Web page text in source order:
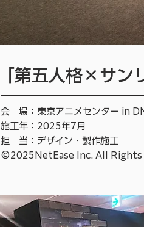
「第五人格×サン
会 場：東京アニメセンター
施工年：2025年7月
担 当：デザイン・製作施工
©2025NetEase Inc. All Rights